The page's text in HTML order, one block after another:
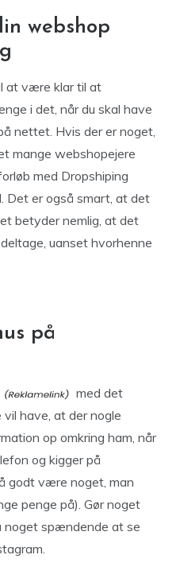
webshop
at være klar til at
i det, når du skal have
nettet. Hvis der er noget,
mange webshopejere
med Dropshiping
Det er også smart, at det
betyder nemlig, at det
uanset hvorhenne
på
med det
vil have, at der nogle
op omkring ham, når
og kigger på
godt være noget, man
penge på). Gør noget
noget spændende at se